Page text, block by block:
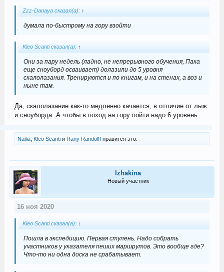
Zzz-Danaya сказал(а): ↑
думала по-быстрому на гору взойти
Kleo Scanti сказал(а): ↑
Они за пару недель (ладно, не непрерывного обучения, Пака
еще сноуборд осваивает) долазили до 5 уровня
скалолазания. Тренируются и по книгам, и на стенах, а воз и
ныне там.
Да, скалолазание как-то медленно качается, в отличие от лыж
и сноуборда. А чтобы в поход на гору пойти надо 6 уровень...
Nailia, Kleo Scantiи Rany Randolffнравится это.
Izhakina
Новый участник
16 ноя 2020
Kleo Scanti сказал(а): ↑
Пошла в экспедицию. Первая ступень. Надо собрать
участников у указателя пеших маршрутов. Это вообще где?
Что-то ни одна доска не срабатывает.